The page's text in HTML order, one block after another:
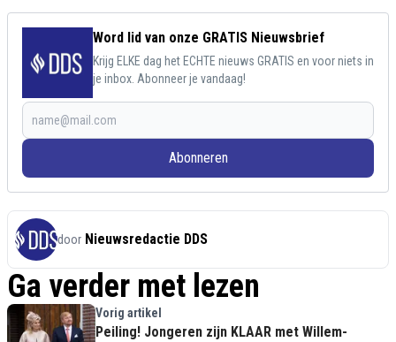
Word lid van onze GRATIS Nieuwsbrief
Krijg ELKE dag het ECHTE nieuws GRATIS en voor niets in
je inbox. Abonneer je vandaag!
Abonneren
door Nieuwsredactie DDS
Ga verder met lezen
Vorig artikel
Peiling! Jongeren zijn KLAAR met Willem-